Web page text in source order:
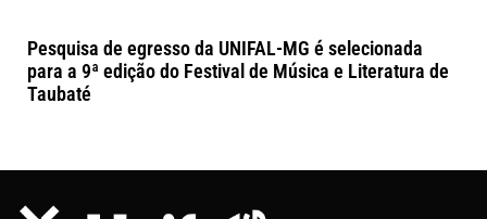
Pesquisa de egresso da UNIFAL-MG é selecionada
para a 9ª edição do Festival de Música e Literatura de
Taubaté